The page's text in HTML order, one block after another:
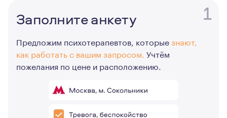
1
Заполните анкету
Предложим психотерапевтов, которыезнают,
как работать с вашим запросом. Учтём
пожелания по цене и расположению.